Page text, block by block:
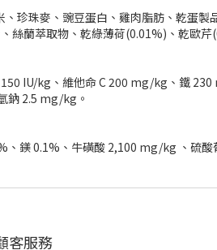
珍珠麥、豌豆蛋白、雞肉脂肪、乾蛋
絲蘭萃取物、乾綠薄荷(0.01%)、乾歐
150 IU/kg、維他命 C 200 mg/kg、鐵
鈉 2.5 mg/kg。
鎂 0.1%、牛磺酸 2,100 mg/kg 、硫
客服務